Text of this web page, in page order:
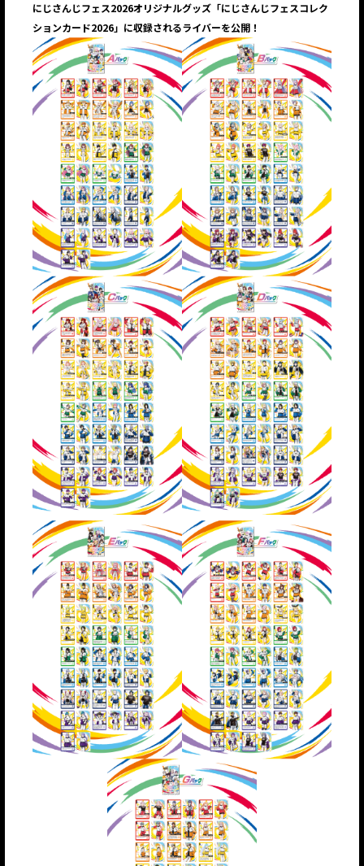
にじさんじフェス2026オリジナルグッズ「にじさんじフェスコレク
ションカード2026」に収録されるライバーを公開！